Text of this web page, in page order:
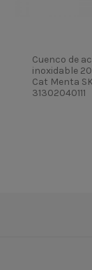
Cuenco de
inoxidable
Cat Menta
31302040111